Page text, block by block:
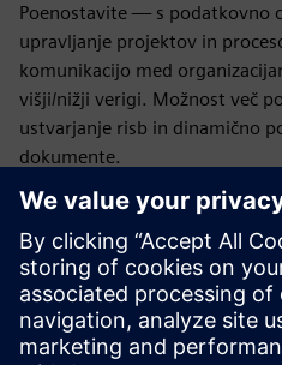
Poenostavite — s podatkovno
upravljanje projektov in
komunikacijo med
višji/nižji verigi. Možnost več
ustvarjanje risb in dinamično
dokumente.
Prihranite čas in trud
čas, potreben za ustvarjanje
obrazcev. Prepoznajte težave
avtomatiziranimi preverjanji
upravljanje podatkov
odpravljajo napake pri